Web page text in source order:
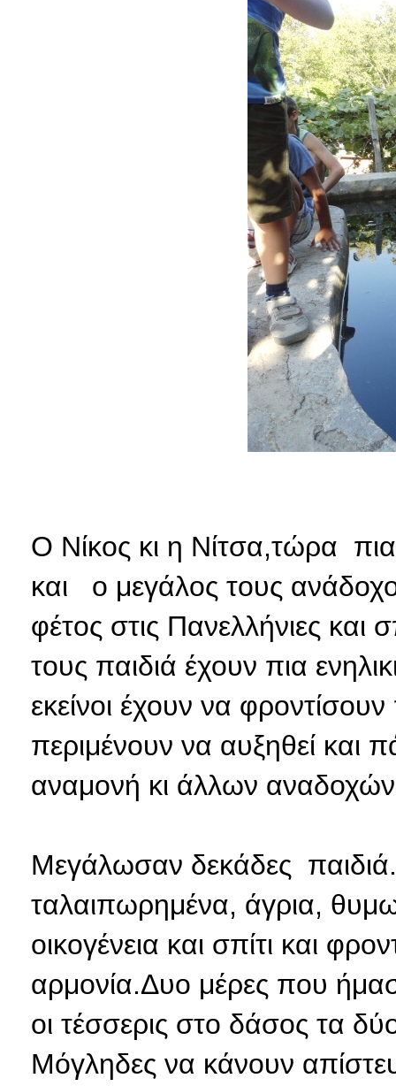
Ο Νίκος κι η Νίτσα,τώρα
και ο μεγάλος τους
φέτος στις Πανελλήνιες
τους παιδιά έχουν πια
εκείνοι έχουν να
περιμένουν να αυξηθεί και
αναμονή κι άλλων
Μεγάλωσαν δεκάδες
ταλαιπωρημένα, άγρια,
οικογένεια και σπίτι και
αρμονία.Δυο μέρες που
οι τέσσερις στο δάσος τα
Μόγληδες να κάνουν